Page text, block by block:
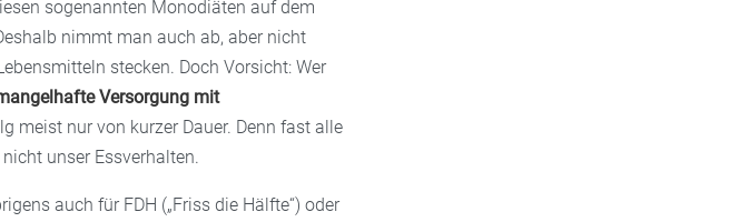
sogenannten Monodiäten auf dem
nimmt man auch ab, aber nicht
stecken. Doch Vorsicht: Wer
Versorgung mit
meist nur von kurzer Dauer. Denn fast alle
unser Essverhalten.
auch für FDH („Friss die Hälfte“) oder